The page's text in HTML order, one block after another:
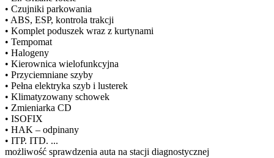
• Czujniki parkowania
• ABS, ESP, kontrola trakcji
• Komplet poduszek wraz z kurtynami
• Tempomat
• Halogeny
• Kierownica wielofunkcyjna
• Przyciemniane szyby
• Pełna elektryka szyb i lusterek
• Klimatyzowany schowek
• Zmieniarka CD
• ISOFIX
• HAK – odpinany
• ITP. ITD. ...
możliwość sprawdzenia auta na stacji diagnostycznej